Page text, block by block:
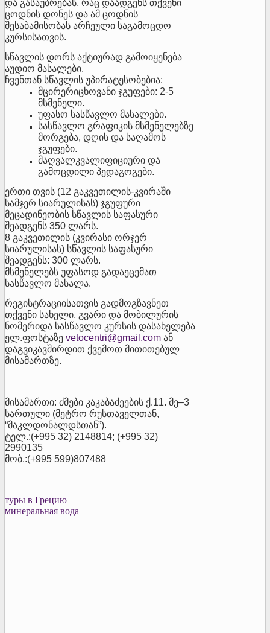
და გასაუბრებას, რაც დაადგენს თქვენი
ცოდნის დონეს და ამ ცოდნის
შესაბამისობას არჩეული საგამოცდო
კურსისათვის.
სწავლის დორს აქტიურად გამოიყენება
აუდიო მასალები.
ჩვენთან სწავლის უპირატესობებია:
მცირერიცხოვანი ჯგუფები: 2-5
მსმენელი.
უფასო სასწავლო მასალები.
სასწავლო გრაფიკის მსმენელებზე
მორგება, დღის და საღამოს
ჯგუფები.
მაღვალკვალიფიციური და
გამოცდილი პედაგოგები.
ერთი თვის (12 გაკვეთილის-კვირაში
სამჯერ სიარულისას) ჯგუფური
მეცადინეობის სწავლის საფასური
შეადგენს 350 ლარს.
8 გაკვეთილის (კვირასი ორჯერ
სიარულისას) სწავლის საფასური
შეადგენს: 300 ლარს.
მსმენელებს უფასოდ გადაეცემათ
სასწავლო მასალა.
რეგისტრაციისათვის გადმოგზავნეთ
თქვენი სახელი, გვარი და მობილურის
ნომერიდა სასწავლო კურსის დასახელება
ელ.ფოსტაზე vetocentri@gmail.com ან
დაგვიკავშირდით ქვემოთ მითითებულ
მისამართზე.
მისამართი: ძმები კაკაბაძეების ქ.11. მე–3
სართული (მეტრო რუსთაველთან,
“მაკლდონალდსთან”).
ტელ.:(+995 32) 2148814; (+995 32)
2990135
მობ.:(+995 599)807488
туры в Грецию
минеральная вода